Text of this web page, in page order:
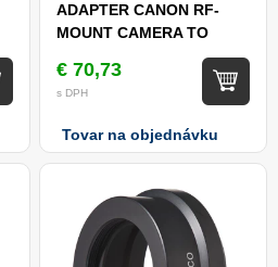
ADAPTER CANON RF-
MOUNT CAMERA TO
NOVOFLEX A-MOUNT
(EOSRA-K EN)
€ 70,73
s DPH
Tovar na objednávku